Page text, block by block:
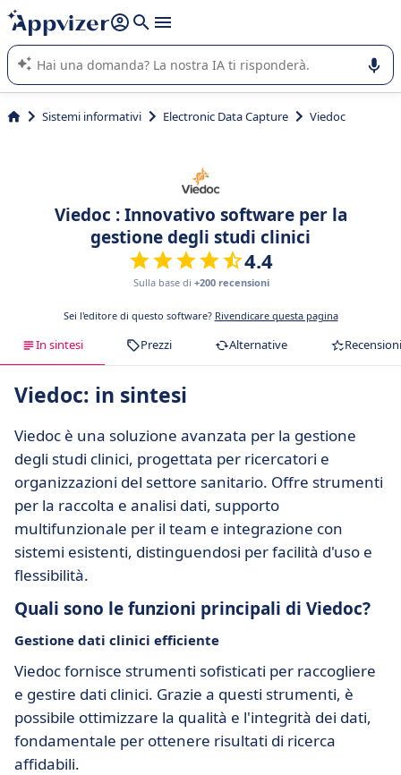
righe con
shift + enter
L'IA di Appvizer vi guida nell'utilizzo o nella scelta di un
software SaaS per la vostra azienda.
Sistemi informativi Electronic Data Capture Viedoc
Viedoc : Innovativo software per la
gestione degli studi clinici
4.4
Sulla base di +200 recensioni
Sei l'editore di questo software? Rivendicare questa pagina
In sintesi Prezzi Alternative Recensioni
Viedoc: in sintesi
Viedoc è una soluzione avanzata per la gestione
degli studi clinici, progettata per ricercatori e
organizzazioni del settore sanitario. Offre strumenti
per la raccolta e analisi dati, supporto
multifunzionale per il team e integrazione con
sistemi esistenti, distinguendosi per facilità d'uso e
flessibilità.
Quali sono le funzioni principali di Viedoc?
Gestione dati clinici efficiente
Viedoc fornisce strumenti sofisticati per raccogliere
e gestire dati clinici. Grazie a questi strumenti, è
possibile ottimizzare la qualità e l'integrità dei dati,
fondamentale per ottenere risultati di ricerca
affidabili.